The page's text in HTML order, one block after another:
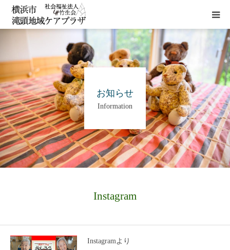
お知らせ
Information
Instagram
Instagramより
施設概要
サービス
貸室